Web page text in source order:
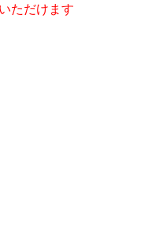
ただけます